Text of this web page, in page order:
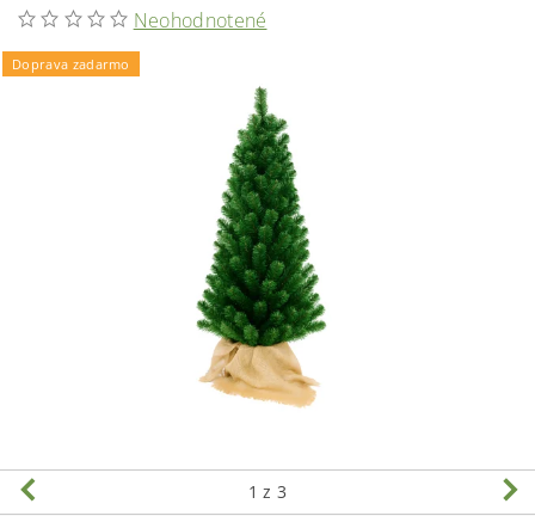
Neohodnotené
Doprava zadarmo
1 z 3